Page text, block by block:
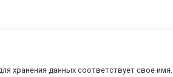
хранения данных соответствует свое имя.